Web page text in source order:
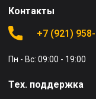
Контакты
+7 (921)
Пн - Вс: 09:00 - 19:00
Тех. поддержка